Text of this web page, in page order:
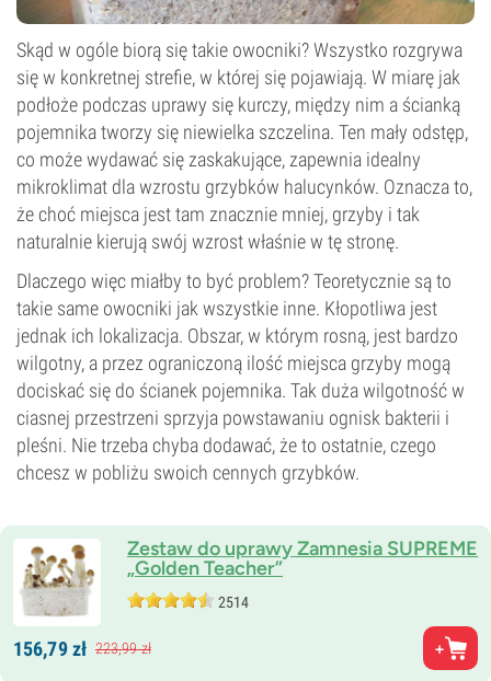
Skąd w ogóle biorą się takie owocniki? Wszystko rozgrywa
się w konkretnej strefie, w której się pojawiają. W miarę jak
podłoże podczas uprawy się kurczy, między nim a ścianką
pojemnika tworzy się niewielka szczelina. Ten mały odstęp,
co może wydawać się zaskakujące, zapewnia idealny
mikroklimat dla wzrostu grzybków halucynków. Oznacza to,
że choć miejsca jest tam znacznie mniej, grzyby i tak
naturalnie kierują swój wzrost właśnie w tę stronę.
Dlaczego więc miałby to być problem? Teoretycznie są to
takie same owocniki jak wszystkie inne. Kłopotliwa jest
jednak ich lokalizacja. Obszar, w którym rosną, jest bardzo
wilgotny, a przez ograniczoną ilość miejsca grzyby mogą
dociskać się do ścianek pojemnika. Tak duża wilgotność w
ciasnej przestrzeni sprzyja powstawaniu ognisk bakterii i
pleśni. Nie trzeba chyba dodawać, że to ostatnie, czego
chcesz w pobliżu swoich cennych grzybków.
Zestaw do uprawy Zamnesia SUPREME
„Golden Teacher”
2514
156,79zł 223,99zł